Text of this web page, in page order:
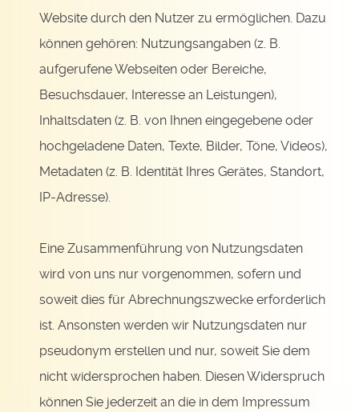
Website durch den Nutzer zu ermöglichen. Dazu
können gehören: Nutzungsangaben (z. B.
aufgerufene Webseiten oder Bereiche,
Besuchsdauer, Interesse an Leistungen),
Inhaltsdaten (z. B. von Ihnen eingegebene oder
hochgeladene Daten, Texte, Bilder, Töne, Videos),
Metadaten (z. B. Identität Ihres Gerätes, Standort,
IP-Adresse).
Eine Zusammenführung von Nutzungsdaten
wird von uns nur vorgenommen, sofern und
soweit dies für Abrechnungszwecke erforderlich
ist. Ansonsten werden wir Nutzungsdaten nur
pseudonym erstellen und nur, soweit Sie dem
nicht widersprochen haben. Diesen Widerspruch
können Sie jederzeit an die in dem Impressum